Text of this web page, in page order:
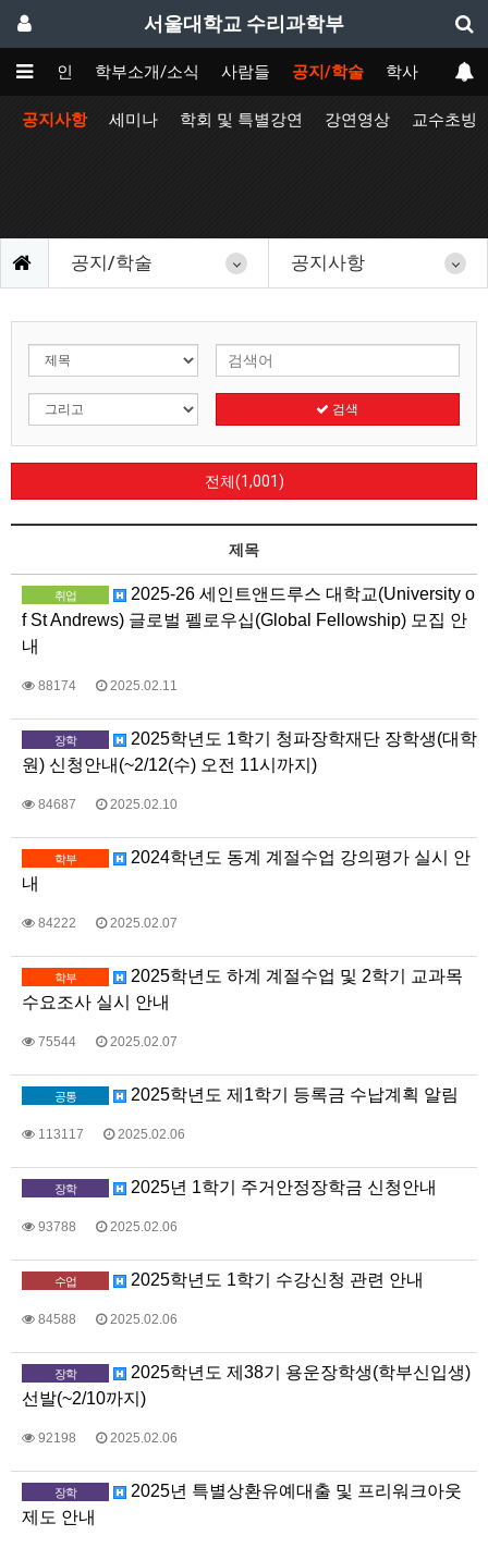
서울대학교 수리과학부
메인 학부소개/소식 사람들 공지/학술 학사
공지사항 세미나 학회 및 특별강연 강연영상 교수초빙
공지/학술 공지사항
검색
전체(1,001)
제목
취업
2025-26 세인트앤드루스 대학교(University o
f St Andrews) 글로벌 펠로우십(Global Fellowship) 모집 안
내
88174 2025.02.11
장학
2025학년도 1학기 청파장학재단 장학생(대학
원) 신청안내(~2/12(수) 오전 11시까지)
84687 2025.02.10
학부
2024학년도 동계 계절수업 강의평가 실시 안
내
84222 2025.02.07
학부
2025학년도 하계 계절수업 및 2학기 교과목
수요조사 실시 안내
75544 2025.02.07
공통 2025학년도 제1학기 등록금 수납계획 알림
113117 2025.02.06
장학 2025년 1학기 주거안정장학금 신청안내
93788 2025.02.06
수업 2025학년도 1학기 수강신청 관련 안내
84588 2025.02.06
장학
2025학년도 제38기 용운장학생(학부신입생)
선발(~2/10까지)
92198 2025.02.06
장학
2025년 특별상환유예대출 및 프리워크아웃
제도 안내